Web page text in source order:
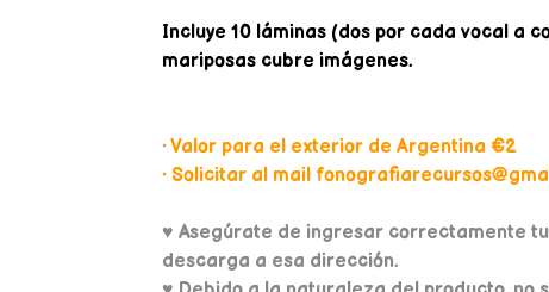
Incluye 10 láminas (dos por cada vocal a
mariposas cubre imágenes.
• Valor para el exterior de Argentina €2
• Solicitar al mail
♥ Asegúrate de ingresar correctamente
descarga a esa dirección.